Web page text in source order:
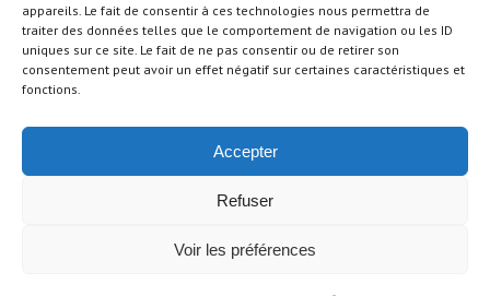
appareils. Le fait de consentir à ces technologies nous permettra de
traiter des données telles que le comportement de navigation ou les ID
uniques sur ce site. Le fait de ne pas consentir ou de retirer son
consentement peut avoir un effet négatif sur certaines caractéristiques et
fonctions.
Accepter
Refuser
Voir les préférences